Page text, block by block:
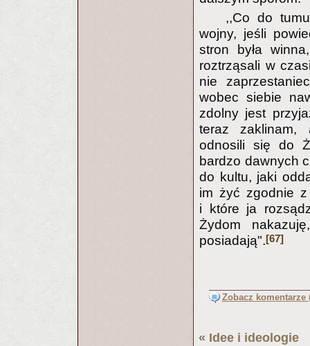
,,Co do
wojny, jeśli
stron była
roztrząsali w
nie
wobec siebie
zdolny jest
teraz zaklinam,
odnosili się do
bardzo dawnych
do kultu, jaki
im żyć zgodnie
i które ja
Żydom
posiadają".[67]
Zobacz komentarze
« Idee i ideologie